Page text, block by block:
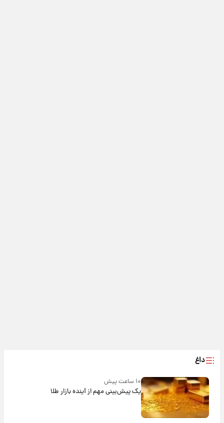
داغ
۱۰ ساعت پیش
یک پیش‌بینی مهم از آینده بازار طلا